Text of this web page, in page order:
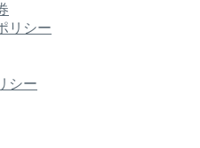
リシー
シー